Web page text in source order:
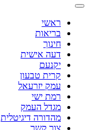
ראשי
בריאות
חינוך
דעה אישית
יקנעם
קרית טבעון
עמק יזרעאל
רמת ישי
מגדל העמק
מהדורה דיגיטלית
צור קשר